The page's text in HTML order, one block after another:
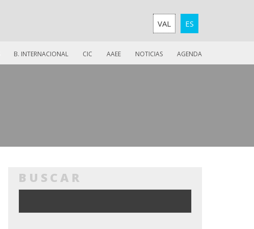
VAL ES
B. INTERNACIONAL CIC AAEE NOTICIAS AGENDA
BUSCAR